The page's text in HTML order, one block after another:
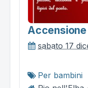
Accensione
sabato 17
Per bambini